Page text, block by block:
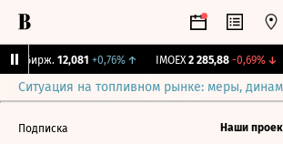
Бирж. 12,081 +0,76%↑ IMOEX 2 285,88 -0,69%↓
Ситуация на топливном рынке: меры,
Подписка Наши